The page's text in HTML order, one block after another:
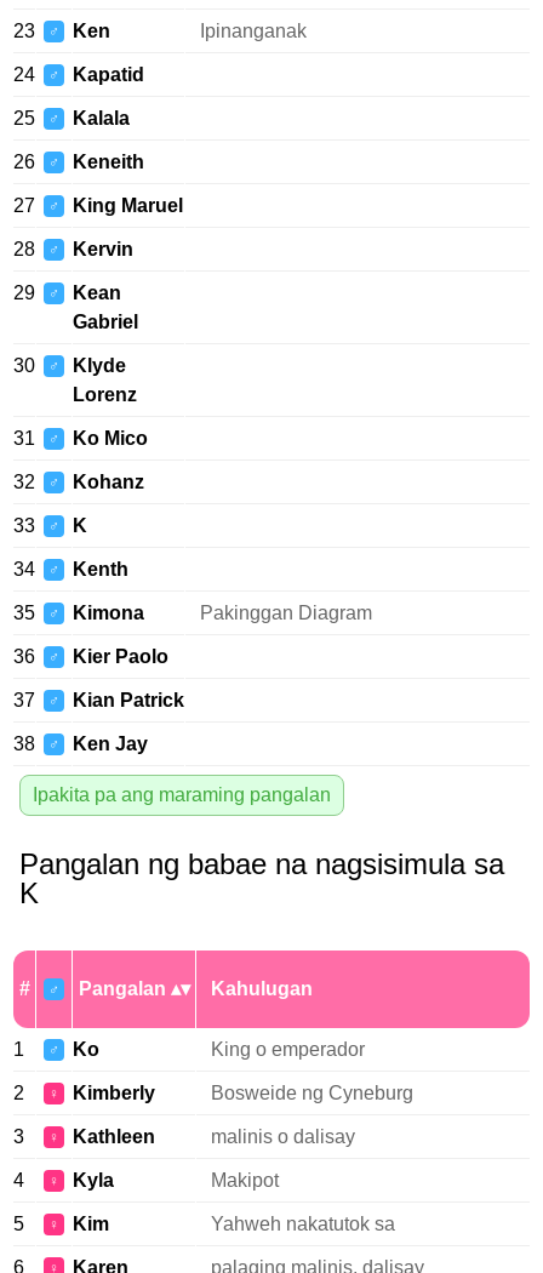
23 ♂ Ken Ipinanganak
24 ♂ Kapatid
25 ♂ Kalala
26 ♂ Keneith
27 ♂ King Maruel
28 ♂ Kervin
29 ♂
Kean
Gabriel
30 ♂
Klyde
Lorenz
31 ♂ Ko Mico
32 ♂ Kohanz
33 ♂ K
34 ♂ Kenth
35 ♂ Kimona Pakinggan Diagram
36 ♂ Kier Paolo
37 ♂ Kian Patrick
38 ♂ Ken Jay
Ipakita pa ang maraming pangalan
Pangalan ng babae na nagsisimula sa
K
# ♂ Pangalan Kahulugan
1 ♂ Ko King o emperador
2 ♀ Kimberly Bosweide ng Cyneburg
3 ♀ Kathleen malinis o dalisay
4 ♀ Kyla Makipot
5 ♀ Kim Yahweh nakatutok sa
6 ♀ Karen palaging malinis, dalisay